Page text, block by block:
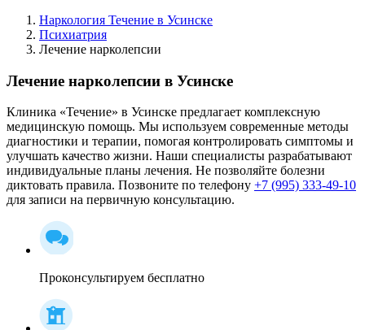
Наркология Течение в Усинске
Психиатрия
Лечение нарколепсии
Лечение нарколепсии в Усинске
Клиника «Течение» в Усинске предлагает комплексную
медицинскую помощь. Мы используем современные методы
диагностики и терапии, помогая контролировать симптомы и
улучшать качество жизни. Наши специалисты разрабатывают
индивидуальные планы лечения. Не позволяйте болезни
диктовать правила. Позвоните по телефону +7 (995) 333-49-10
для записи на первичную консультацию.
Проконсультируем бесплатно